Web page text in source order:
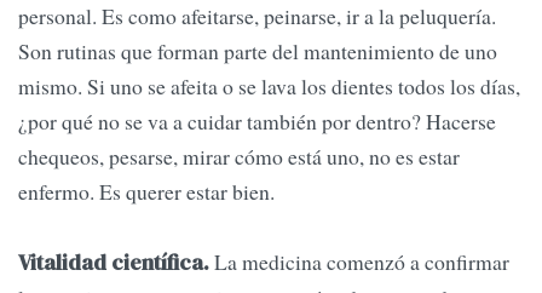
personal. Es como afeitarse, peinarse, ir a la peluquería.
Son rutinas que forman parte del mantenimiento de uno
mismo. Si uno se afeita o se lava los dientes todos los días,
¿por qué no se va a cuidar también por dentro? Hacerse
chequeos, pesarse, mirar cómo está uno, no es estar
enfermo. Es querer estar bien.
Vitalidad científica.La medicina comenzó a confirmar